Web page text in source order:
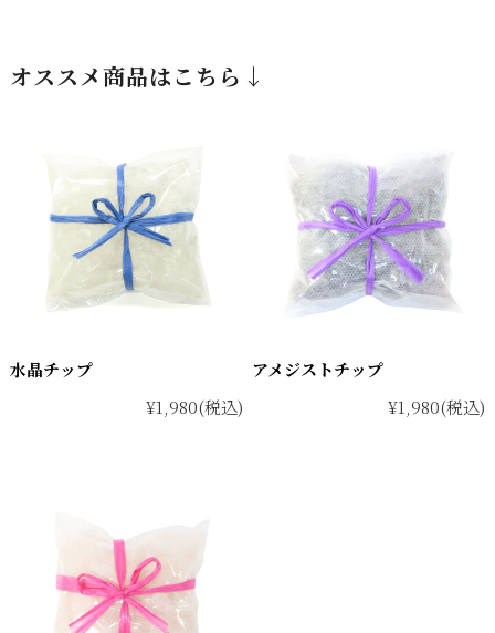
オススメ商品はこちら↓
水晶チップ
¥1,980(税込)
アメジストチップ
¥1,980(税込)